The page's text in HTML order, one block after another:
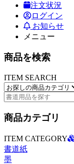
注文状況
ログイン
お知らせ
メニュー
商品を検索
ITEM SEARCH
商品カテゴリ
ITEM CATEGORY
書道紙
墨